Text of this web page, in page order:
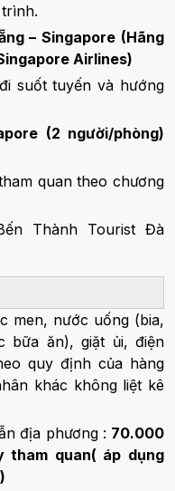
– Singapore (Hãng
Airlines)
suốt tuyến và hướng
(2 người/phòng)
quan theo chương
Thành Tourist Đà
men, nước uống (bia,
bữa ăn), giặt ủi, điện
quy định của hàng
khác không liệt kê
địa phương : 70.000
tham quan( áp dụng